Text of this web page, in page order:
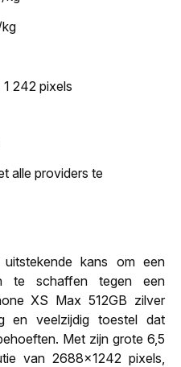
242 pixels
alle providers te
kans om een
te schaffen tegen een
XS Max 512GB zilver
en veelzijdig toestel dat
Met zijn grote 6,5
van 2688x1242 pixels,